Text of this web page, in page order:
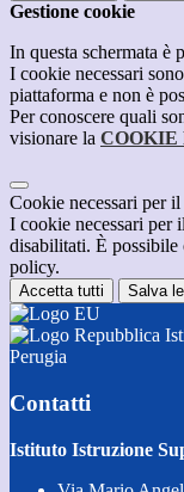
Gestione cookie
In questa schermata è
I cookie necessari
piattaforma e non è
Per conoscere quali
visionare la COOKIE
Cookie necessari per
I cookie necessari per
disabilitati. È possibile
policy.
Accetta tutti Salva
Perugia
Contatti
Istituto Istruzione